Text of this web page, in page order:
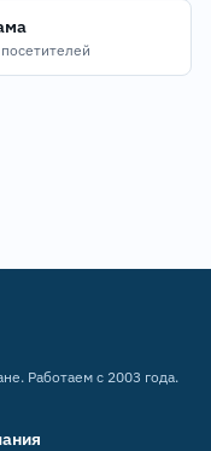
Работаем с 2003 года.